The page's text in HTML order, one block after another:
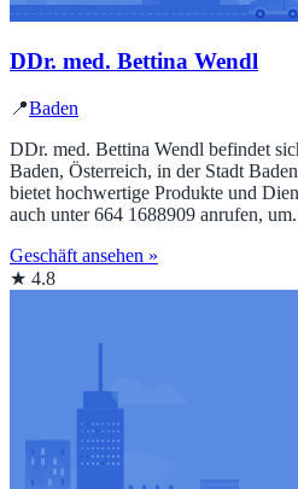
DDr. med. Bettina Wendl
📍Baden
DDr. med. Bettina Wendl befindet
Baden, Österreich, in der Stadt
bietet hochwertige Produkte und
auch unter 664 1688909 anrufen,
Geschäft ansehen »
★ 4.8